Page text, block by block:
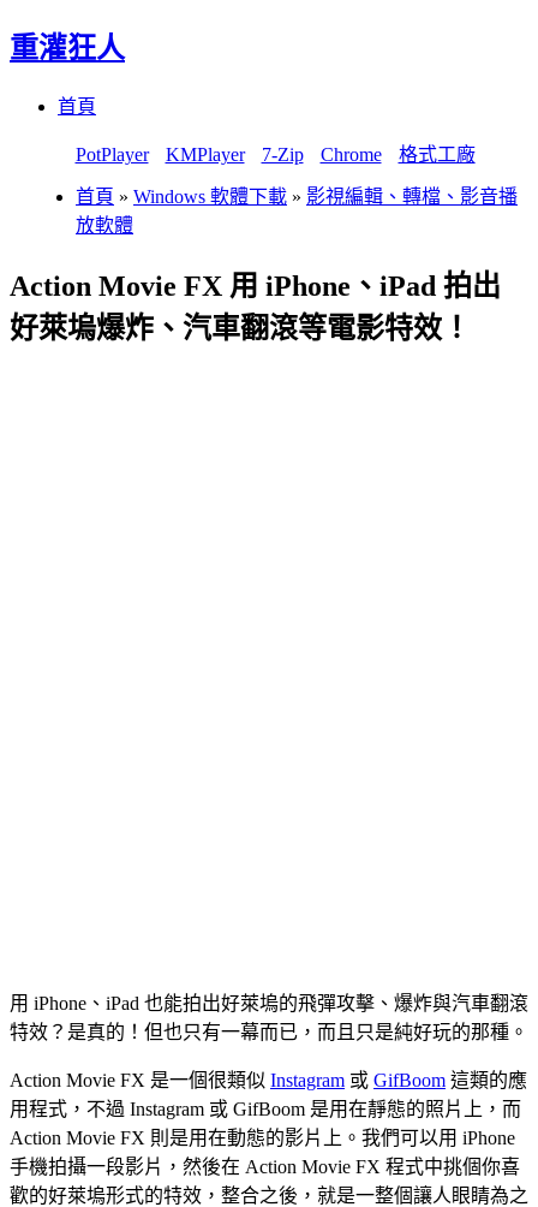
重灌狂人
首頁
PotPlayer KMPlayer 7-Zip Chrome 格式工廠
首頁 » Windows 軟體下載 » 影視編輯、轉檔、影音播
放軟體
Action Movie FX 用 iPhone、iPad 拍出
好萊塢爆炸、汽車翻滾等電影特效！
用 iPhone、iPad 也能拍出好萊塢的飛彈攻擊、爆炸與汽車翻滾
特效？是真的！但也只有一幕而已，而且只是純好玩的那種。
Action Movie FX 是一個很類似 Instagram 或 GifBoom 這類的應
用程式，不過 Instagram 或 GifBoom 是用在靜態的照片上，而
Action Movie FX 則是用在動態的影片上。我們可以用 iPhone
手機拍攝一段影片，然後在 Action Movie FX 程式中挑個你喜
歡的好萊塢形式的特效，整合之後，就是一整個讓人眼睛為之